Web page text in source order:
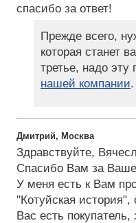
спасибо за ответ!
Прежде всего,
которая станет
третье, надо
нашей компании
Дмитрий, Москва
Здравствуйте,
Спасибо Вам за Ваше
У меня есть к Вам
"Котуйская
Вас есть